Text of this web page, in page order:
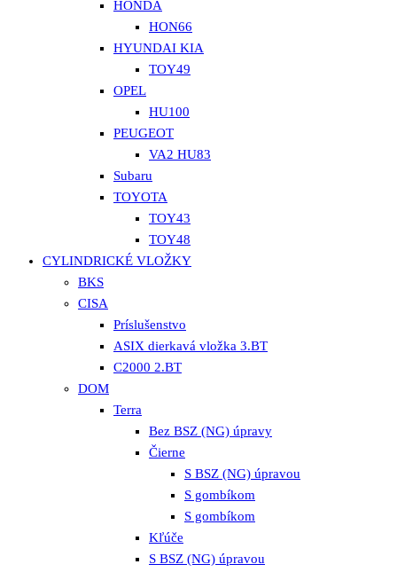
HONDA
HON66
HYUNDAI KIA
TOY49
OPEL
HU100
PEUGEOT
VA2 HU83
Subaru
TOYOTA
TOY43
TOY48
CYLINDRICKÉ VLOŽKY
BKS
CISA
Príslušenstvo
ASIX dierkavá vložka 3.BT
C2000 2.BT
DOM
Terra
Bez BSZ (NG) úpravy
Čierne
S BSZ (NG) úpravou
S gombíkom
S gombíkom
Kľúče
S BSZ (NG) úpravou